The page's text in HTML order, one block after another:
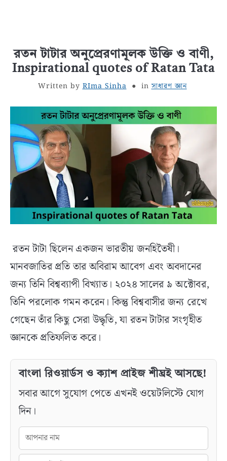
রতন টাটার অনুপ্রেরণামূলক উক্তি ও বাণী,
Inspirational quotes of Ratan Tata
Written byRIma Sinha inসাধারণ জ্ঞান
রতন টাটা ছিলেন একজন ভারতীয় জনহিতৈষী।
মানবজাতির প্রতি তার অবিরাম আবেগ এবং অবদানের
জন্য তিনি বিশ্বব্যাপী বিখ্যাত। ২০২৪ সালের ৯ অক্টোবর,
তিনি পরলোক গমন করেন। কিন্তু বিশ্ববাসীর জন্য রেখে
গেছেন তাঁর কিছু সেরা উদ্ধৃতি, যা রতন টাটার সংগৃহীত
জ্ঞানকে প্রতিফলিত করে।
বাংলা রিওয়ার্ডস ও ক্যাশ প্রাইজ শীঘ্রই আসছে!
সবার আগে সুযোগ পেতে এখনই ওয়েটলিস্টে যোগ
দিন।